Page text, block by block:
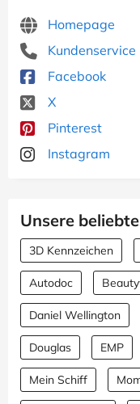
Homepage
Kundenservice
Facebook
X
Pinterest
Instagram
Unsere
3D Kennzeichen
Autodoc
Daniel Wellington
Douglas EMP
Mein Schiff